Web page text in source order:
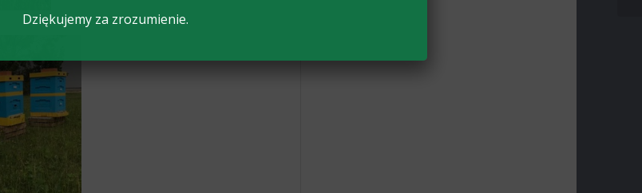
Dziękujemy za zrozumienie.